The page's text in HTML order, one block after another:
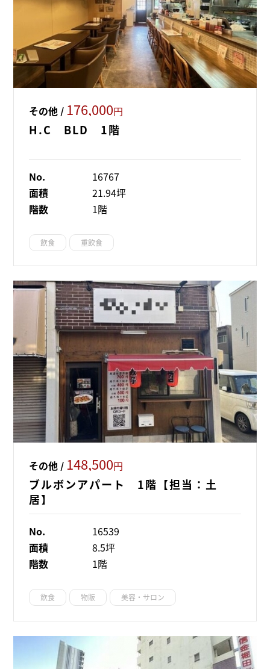
その他 / 176,000円
H.C BLD 1階
No.
16767
面積
21.94坪
階数
1階
飲食 重飲食
その他 / 148,500円
ブルボンアパート 1階【担当：土
居】
No.
16539
面積
8.5坪
階数
1階
飲食 物販 美容・サロン